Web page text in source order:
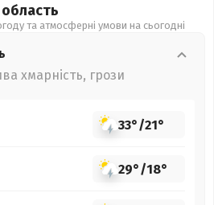
область
та атмосферні умови на сьогодні
хмарність, грози
33°/21°
29°/18°